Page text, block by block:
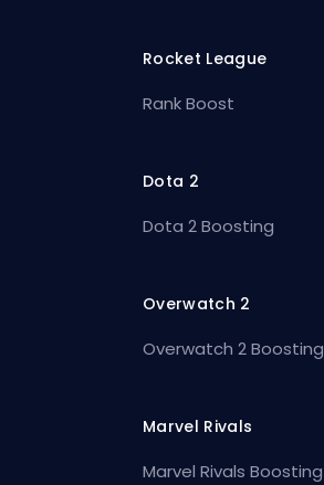
Rocket League
Rank Boost
Dota 2
Dota 2 Boosting
Overwatch 2
Overwatch 2 Boosting
Marvel Rivals
Marvel Rivals Boosting